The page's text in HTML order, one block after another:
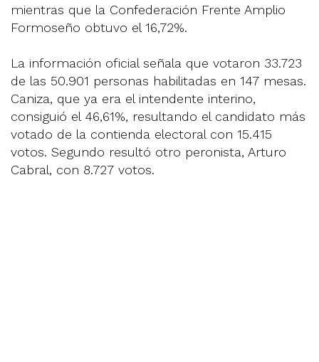
mientras que la Confederación Frente Amplio
Formoseño obtuvo el 16,72%.
La información oficial señala que votaron 33.723
de las 50.901 personas habilitadas en 147 mesas.
Caniza, que ya era el intendente interino,
consiguió el 46,61%, resultando el candidato más
votado de la contienda electoral con 15.415
votos. Segundo resultó otro peronista, Arturo
Cabral, con 8.727 votos.